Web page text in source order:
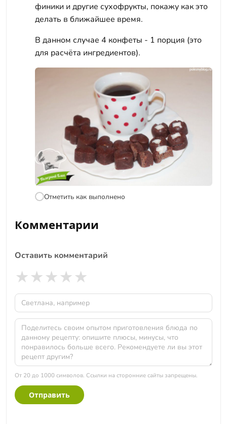
финики и другие сухофрукты, покажу как это
делать в ближайшее время.
В данном случае 4 конфеты - 1 порция (это
для расчёта ингредиентов).
Отметить как выполнено
Комментарии
Оставить комментарий
★★★★★
От 20 до 1000 символов. Ссылки на сторонние сайты запрещены.
Отправить